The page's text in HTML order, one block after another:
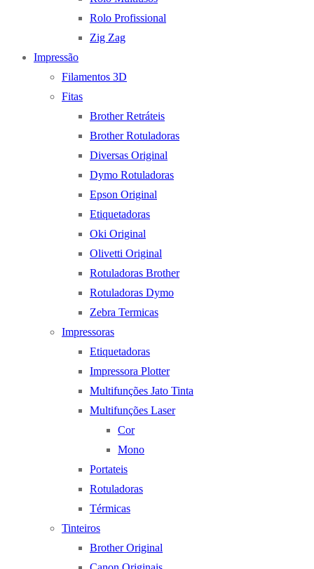
Rolo Profissional
Zig Zag
Impressão
Filamentos 3D
Fitas
Brother Retráteis
Brother Rotuladoras
Diversas Original
Dymo Rotuladoras
Epson Original
Etiquetadoras
Oki Original
Olivetti Original
Rotuladoras Brother
Rotuladoras Dymo
Zebra Termicas
Impressoras
Etiquetadoras
Impressora Plotter
Multifunções Jato Tinta
Multifunções Laser
Cor
Mono
Portateis
Rotuladoras
Térmicas
Tinteiros
Brother Original